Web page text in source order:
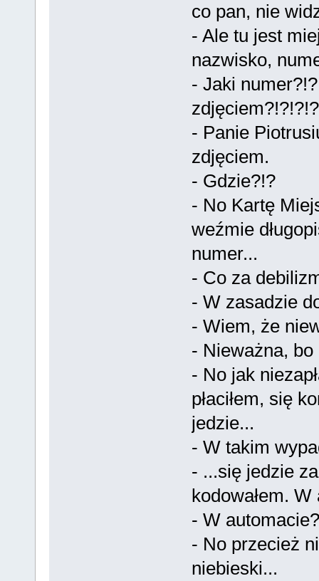
co pan, nie
- Ale tu jest
nazwisko,
- Jaki
- Panie
zdjęciem.
- Gdzie?!?
- No Kartę
weźmie
numer...
- Co za
- W zasadzie
- Wiem, że
- Nieważna, bo
- No jak
płaciłem, się
jedzie...
- W takim
- ...się jedzie
kodowałem.
- W automacie?
- No przecież
niebieski...